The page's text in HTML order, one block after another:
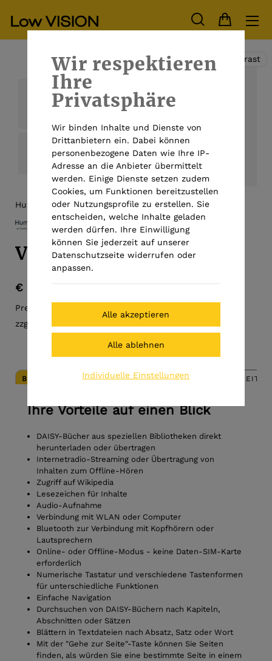
Hoher Kontrast
HumanWare
Victor Reader Stream 3
€ 589,00
Preis inkl. MwSt.
zzgl. Versandkosten
BESCHREIBUNG ANGABEN ZUR PRODUKTSICHERHEIT
Ihre Vorteile auf einen Blick
DAISY-Bücher aus speziellen Bibliotheken direkt
herunterladen oder übertragen
Internetradio-Streaming oder Übertragung von
Inhalten zum Offline-Hören
Zugriff auf Wikipedia
Lesezeichen für Inhalte
Audio-Aufnahme
Verbindung mit WLAN oder Computer
Bluetooth zur Verbindung mit Kopfhörern oder
Lautsprechern
Online- oder Offline-Modus - keine Daten-SIM-Karte
erforderlich
Numerische Tastatur und verschiedene Tastenformen
für unterschiedliche Funktionen
Einfache Navigation
Durchsuchen von DAISY-Büchern nach Kapiteln,
Abschnitten oder Sätzen
Blättern in Textdateien nach Absatz, Satz oder Wort
Mit der "Gehe zur Seite"-Taste können Sie Seiten
finden, als würden Sie eine bestimmte Seite in einem
Wir respektieren
Ihre
Privatsphäre
Wir binden Inhalte und Dienste von
Drittanbietern ein. Dabei können
personenbezogene Daten wie Ihre IP-
Adresse an die Anbieter übermittelt
werden. Einige Dienste setzen zudem
Cookies, um Funktionen bereitzustellen
oder Nutzungsprofile zu erstellen. Sie
entscheiden, welche Inhalte geladen
werden dürfen. Ihre Einwilligung
können Sie jederzeit auf unserer
Datenschutzseite widerrufen oder
anpassen.
Individuelle Einstellungen